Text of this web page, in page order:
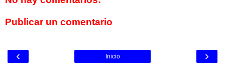
Publicar un comentario
‹ ›
Inicio